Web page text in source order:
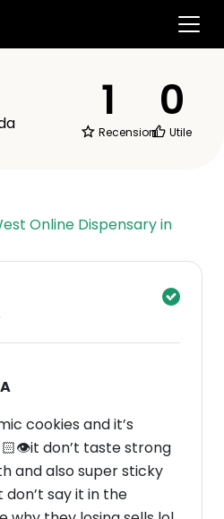
1
Recensioni
0
Utile
Online Dispensary in
cookies and it’s
don’t taste strong
and also super sticky
say it in the